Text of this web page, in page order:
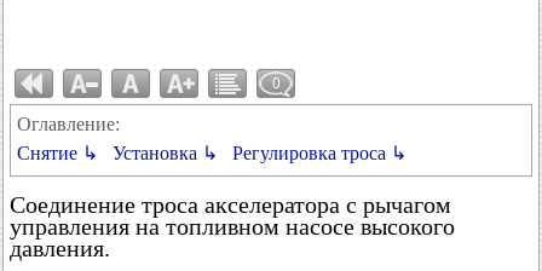
0
Оглавление:
Снятие ↳
Установка ↳ Регулировка троса ↳
Соединение троса акселератора с рычагом
управления на топливном насосе высокого
давления.